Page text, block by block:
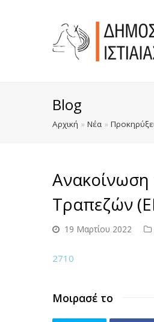
Blog
Αρχική » Νέα »
Τραπεζών
19 Μαρτίου 2022
2710
Μοιρασέ το